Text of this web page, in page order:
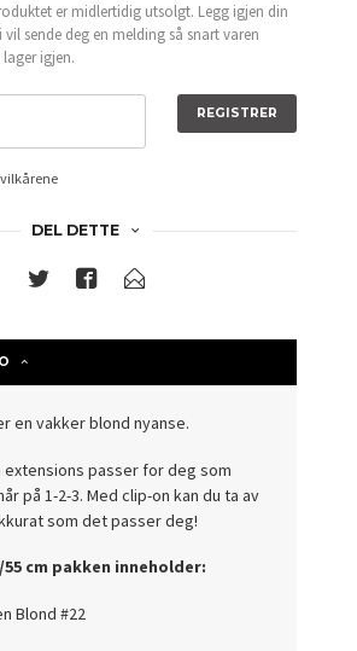
er midlertidig utsolgt. Legg igjen din
vil sende deg en melding så snart varen
igjen.
vilkårene
REGISTRER
DEL DETTE
en vakker blond nyanse.
extensions passer for deg som
på 1-2-3. Med clip-on kan du ta av
som det passer deg!
55 cm pakken inneholder:
Blond #22